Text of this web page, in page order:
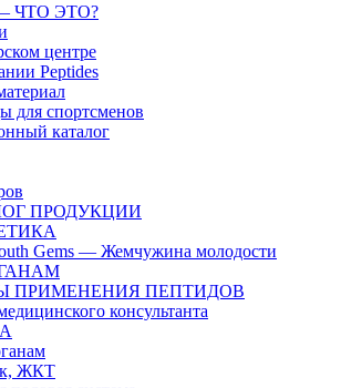
ЧТО ЭТО?
центре
Peptides
для спортсменов
каталог
ПРОДУКЦИИ
Gems — Жемчужина молодости
ПРИМЕНЕНИЯ ПЕПТИДОВ
консультанта
ЖКТ